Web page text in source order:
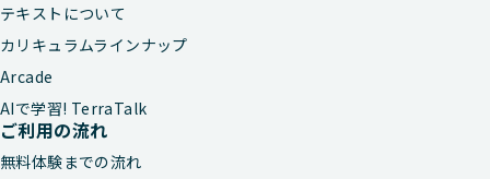
テキストについて
カリキュラムラインナップ
Arcade
AIで学習! TerraTalk
ご利用の流れ
無料体験までの流れ